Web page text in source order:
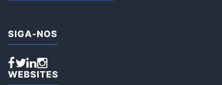
SIGA-NOS
WEBSITES